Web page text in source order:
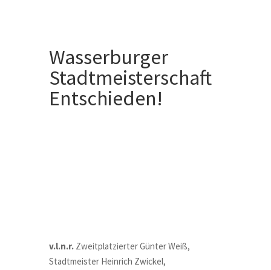
Wasserburger
Stadtmeisterschaft
Entschieden!
v.l.n.r.Zweitplatzierter Günter Weiß,
Stadtmeister Heinrich Zwickel,